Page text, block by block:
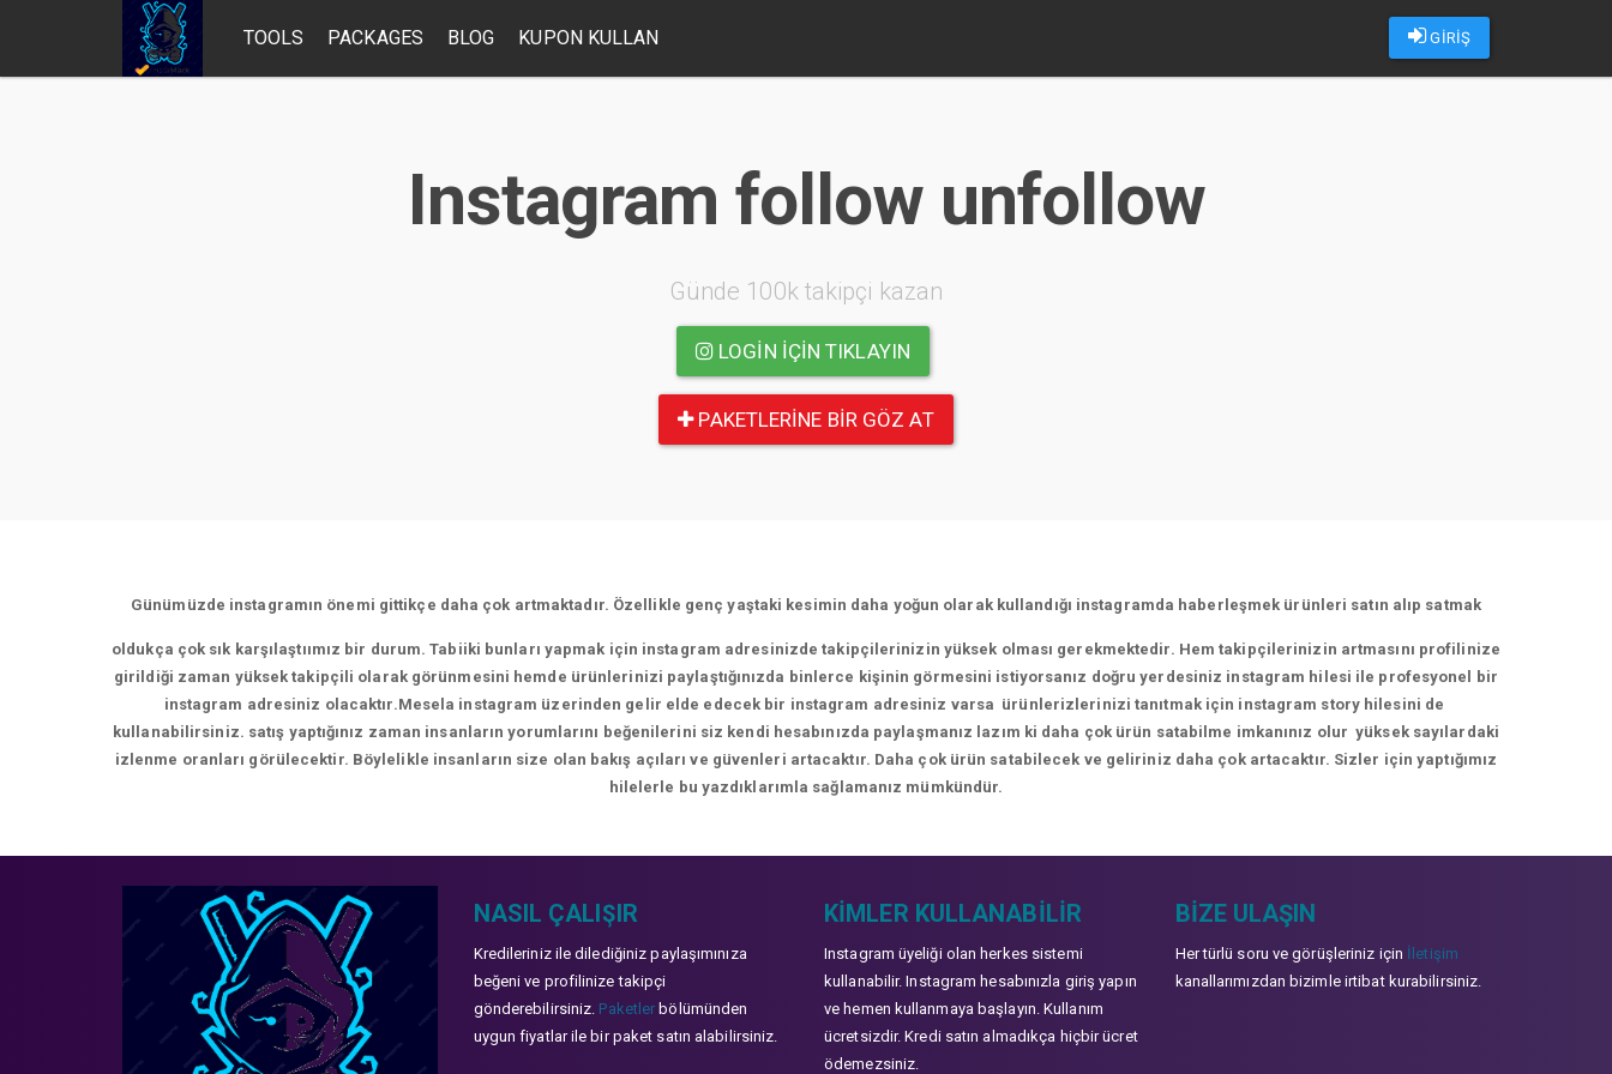
GİRİŞ
TOOLS PACKAGES BLOG KUPON KULLAN
Instagram follow unfollow
Günde 100k takipçi kazan
LOGIN IÇIN TIKLAYIN
PAKETLERINE BIR GÖZ AT
Günümüzde instagramın önemi gittikçe daha çok artmaktadır. Özellikle genç yaştaki kesimin daha yoğun olarak kullandığı instagramda haberleşmek ürünleri satın alıp satmak
oldukça çok sık karşılaştıımız bir durum. Tabiiki bunları yapmak için instagram adresinizde takipçilerinizin yüksek olması gerekmektedir. Hem takipçilerinizin artmasını profilinize
girildiği zaman yüksek takipçili olarak görünmesini hemde ürünlerinizi paylaştığınızda binlerce kişinin görmesini istiyorsanız doğru yerdesiniz instagram hilesi ile profesyonel bir
instagram adresiniz olacaktır.Mesela instagram üzerinden gelir elde edecek bir instagram adresiniz varsa ürünlerizlerinizi tanıtmak için instagram story hilesini de
kullanabilirsiniz. satış yaptığınız zaman insanların yorumlarını beğenilerini siz kendi hesabınızda paylaşmanız lazım ki daha çok ürün satabilme imkanınız olur yüksek sayılardaki
izlenme oranları görülecektir. Böylelikle insanların size olan bakış açıları ve güvenleri artacaktır. Daha çok ürün satabilecek ve geliriniz daha çok artacaktır. Sizler için yaptığımız
hilelerle bu yazdıklarımla sağlamanız mümkündür.
NASIL ÇALIŞIR
Kredileriniz ile dilediğiniz paylaşımınıza
beğeni ve profilinize takipçi
gönderebilirsiniz. Paketler bölümünden
uygun fiyatlar ile bir paket satın alabilirsiniz.
KIMLER KULLANABILIR
Instagram üyeliği olan herkes sistemi
kullanabilir. Instagram hesabınızla giriş yapın
ve hemen kullanmaya başlayın. Kullanım
ücretsizdir. Kredi satın almadıkça hiçbir ücret
ödemezsiniz.
BIZE ULAŞIN
Her türlü soru ve görüşleriniz için İletişim
kanallarımızdan bizimle irtibat kurabilirsiniz.